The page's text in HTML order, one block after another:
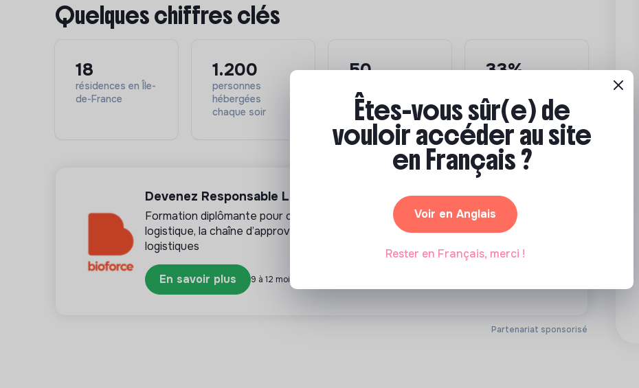
Conformité des opérations :
sécurité et le respect des procédures ;
Coordonner les interventions des prestataires externes pour résoudre les
problématiques techniques et garantir la bonne tenue des résidences.
Identifier les axes d’amélioration dans l’organisation des sites, les procédures ou les
Développer et suivre des indicateurs de performance ;
Porter des projets d’optimisation des opérations pour améliorer durablement la qualité
de service et le quotidien des résidents.
Ces missions seront élargies en fonction de la croissance de l’entreprise et de ta
propre progression !
Quelques chiffres clés
18
résidences en Île-
de-France
1.200
personnes
hébergées
chaque soir
50
communs créés
33%
positives
Partenariat sponsorisé
Devenez Responsable Logistique de l'action humanitaire
Formation diplômante pour concevoir et piloter la stratégie
logistique, la chaîne d’approvisionnement et les opérations
logistiques
En savoir plus 9 à 12 mois • Lyon • En initial ou en alternance
Êtes-vous sûr(e) de
vouloir accéder au site
en Français ?
Voir en Anglais
Rester en Français, merci !